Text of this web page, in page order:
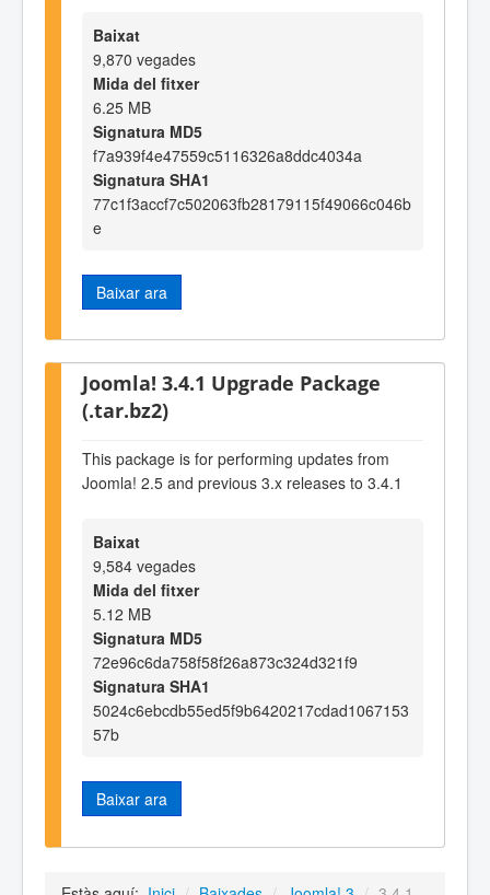
Baixat
9,870 vegades
Mida del fitxer
6.25 MB
Signatura MD5
f7a939f4e47559c5116326a8ddc4034a
Signatura SHA1
77c1f3accf7c502063fb28179115f49066c046b
e
Baixar ara
Joomla! 3.4.1 Upgrade Package
(.tar.bz2)
This package is for performing updates from
Joomla! 2.5 and previous 3.x releases to 3.4.1
Baixat
9,584 vegades
Mida del fitxer
5.12 MB
Signatura MD5
72e96c6da758f58f26a873c324d321f9
Signatura SHA1
5024c6ebcdb55ed5f9b6420217cdad1067153
57b
Baixar ara